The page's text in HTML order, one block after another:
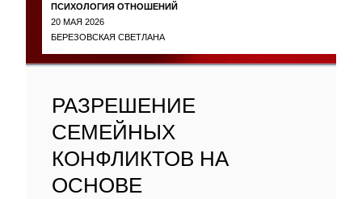
ПСИХОЛОГИЯ ОТНОШЕНИЙ
20 МАЯ 2026
БЕРЕЗОВСКАЯ СВЕТЛАНА
РАЗРЕШЕНИЕ
СЕМЕЙНЫХ
КОНФЛИКТОВ НА
ОСНОВЕ